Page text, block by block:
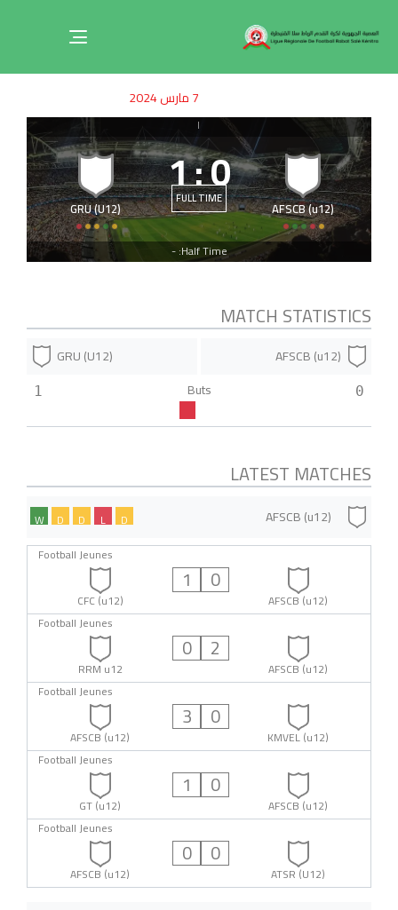
Toggle
IN:on:
7 مارس 2024
|
AFSCB (u12)
0
:
1FULL TIME
GRU (U12)
Half Time: -
MATCH STATISTICS
AFSCB (u12)
GRU (U12)
0
Buts
1
LATEST MATCHES
AFSCB (u12)
D
L
D
D
W
Football Jeunes
CFC (u12)
1 0
AFSCB (u12)
Football Jeunes
RRM u12
0 2
AFSCB (u12)
Football Jeunes
AFSCB (u12)
3 0
KMVEL (u12)
Football Jeunes
GT (u12)
1 0
AFSCB (u12)
Football Jeunes
AFSCB (u12)
0 0
ATSR (U12)